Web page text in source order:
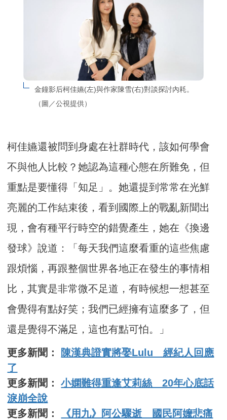
金鐘影后柯佳嬿(左)與作家陳雪(右)對談探討內耗。
（圖／公視提供）
柯佳嬿還被問到身處在社群時代，該如何學會
不與他人比較？她認為這種心態在所難免，但
重點是要懂得「知足」。她還提到常常在光鮮
亮麗的工作結束後，看到國際上的戰亂新聞出
現，會有種平行時空的錯覺產生，她在《換邊
發球》說道：「每天我們這麼看重的這些焦慮
跟煩惱，再跟整個世界各地正在發生的事情相
比，其實是非常微不足道，有時候想一想甚至
會覺得有點好笑；我們已經擁有這麼多了，但
還是覺得不滿足，這也有點可怕。」
更多新聞：
陳漢典證實將娶Lulu 經紀人回應
了
更多新聞：小嫻難得重逢艾莉絲 20年心底話
淚崩全說
更多新聞：
《用九》阿公驟逝 國民阿嬤悲痛